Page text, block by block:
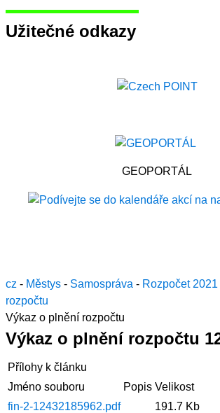
Užitečné odkazy
GEOPORTÁL
cz - Městys - Samospráva - Rozpočet 2021
rozpočtu
Výkaz o plnění rozpočtu
Výkaz o plnění rozpočtu
Přílohy k článku
Jméno souboru
Popis Velikost
fin-2-12432185962.pdf
191.7 Kb